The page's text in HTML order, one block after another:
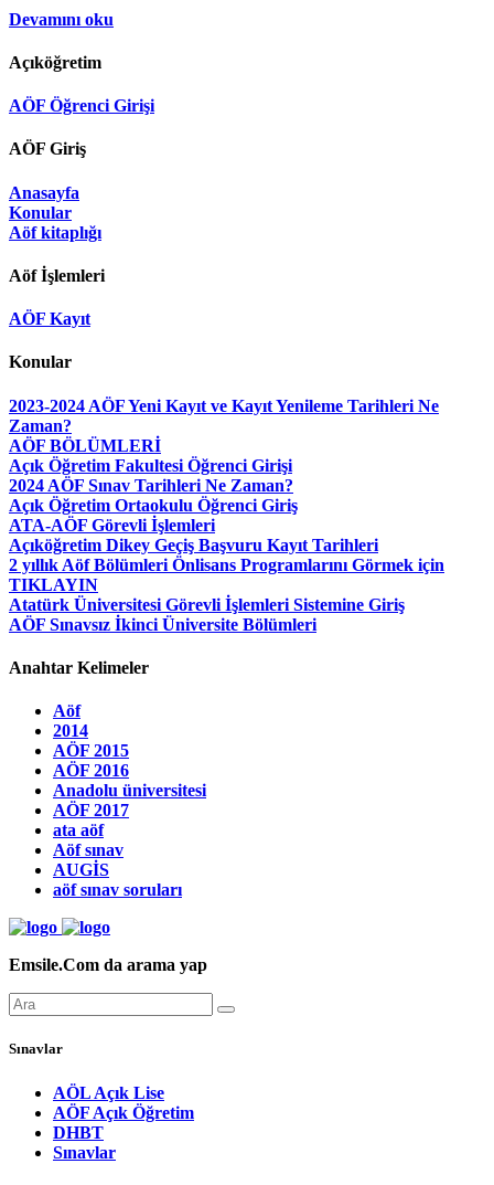
Devamını oku
Açıköğretim
AÖF Öğrenci Girişi
AÖF Giriş
Anasayfa
Konular
Aöf kitaplığı
Aöf İşlemleri
AÖF Kayıt
Konular
2023-2024 AÖF Yeni Kayıt ve Kayıt Yenileme Tarihleri Ne
Zaman?
AÖF BÖLÜMLERİ
Açık Öğretim Fakultesi Öğrenci Girişi
2024 AÖF Sınav Tarihleri Ne Zaman?
Açık Öğretim Ortaokulu Öğrenci Giriş
ATA-AÖF Görevli İşlemleri
Açıköğretim Dikey Geçiş Başvuru Kayıt Tarihleri
2 yıllık Aöf Bölümleri Önlisans Programlarını Görmek için
TIKLAYIN
Atatürk Üniversitesi Görevli İşlemleri Sistemine Giriş
AÖF Sınavsız İkinci Üniversite Bölümleri
Anahtar Kelimeler
Aöf
2014
AÖF 2015
AÖF 2016
Anadolu üniversitesi
AÖF 2017
ata aöf
Aöf sınav
AUGİS
aöf sınav soruları
Emsile.Com da arama yap
Sınavlar
AÖL Açık Lise
AÖF Açık Öğretim
DHBT
Sınavlar